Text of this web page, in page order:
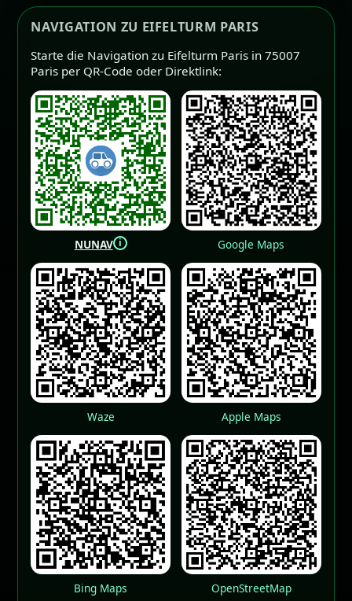
NAVIGATION ZU EIFELTURM PARIS
Starte die Navigation zu Eifelturm Paris in 75007
Paris per QR-Code oder Direktlink:
NUNAV i Google Maps
Waze Apple Maps
Bing Maps OpenStreetMap